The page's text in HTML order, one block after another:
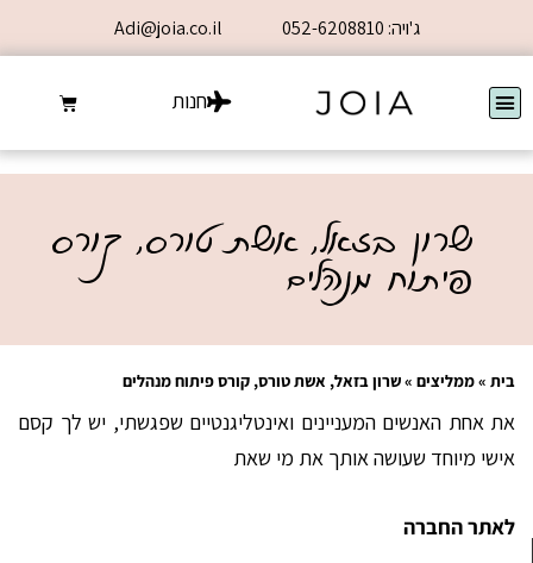
ג'ויה: 052-6208810 Adi@joia.co.il
חנות
שרון בזאל, אשת טורס, קורס
פיתוח מנהלים
בית»ממליצים»שרון בזאל, אשת טורס, קורס פיתוח מנהלים
את אחת האנשים המעניינים ואינטליגנטיים שפגשתי, יש לך קסם
אישי מיוחד שעושה אותך את מי שאת
לאתר החברה